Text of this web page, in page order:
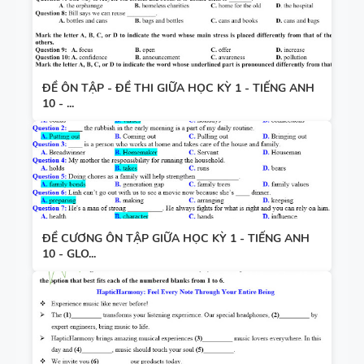
ĐỀ ÔN TẬP - ĐỀ THI GIỮA HỌC KỲ 1 - TIẾNG ANH
10 - ...
ĐỀ CƯƠNG ÔN TẬP GIỮA HỌC KỲ 1 - TIẾNG ANH
10 - GLO...